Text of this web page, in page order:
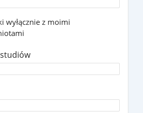
wyłącznie z moimi